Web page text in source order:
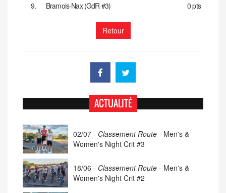
9.
Bramois-Nax (GdR #3) 0 pts
Retour
ACTUALITÉ
02/07 - Classement Route - Men's &
Women's Night Crit #3
18/06 - Classement Route - Men's &
Women's Night Crit #2